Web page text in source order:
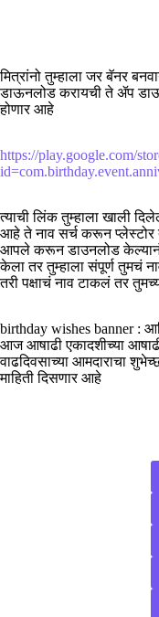
मित्रांनो तुम्हाला जर बॅनर
डाऊनलोड करायची ते ॲप
होणार आहे
https://play.google.com/
त्याची लिंक तुम्हाला खाली
आहे ते नाव सर्च करून
आपले करून डाउनलोड
केला तर तुम्हाला संपूर्ण तुमचं
तरी पक्षाचं नाव टाकलं तर
birthday wishes banner :
आज आषाढी एकादशीच्या
वाढदिवसाच्या आमदाराचा
माहिती दिसणार आहे